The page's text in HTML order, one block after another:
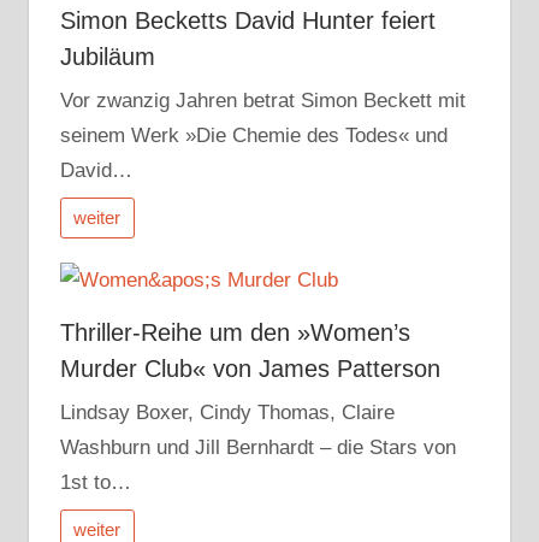
Simon Becketts David Hunter feiert
Jubiläum
Vor zwanzig Jahren betrat Simon Beckett mit
seinem Werk »Die Chemie des Todes« und
David…
weiter
Thriller-Reihe um den »Women’s
Murder Club« von James Patterson
Lindsay Boxer, Cindy Thomas, Claire
Washburn und Jill Bernhardt – die Stars von
1st to…
weiter